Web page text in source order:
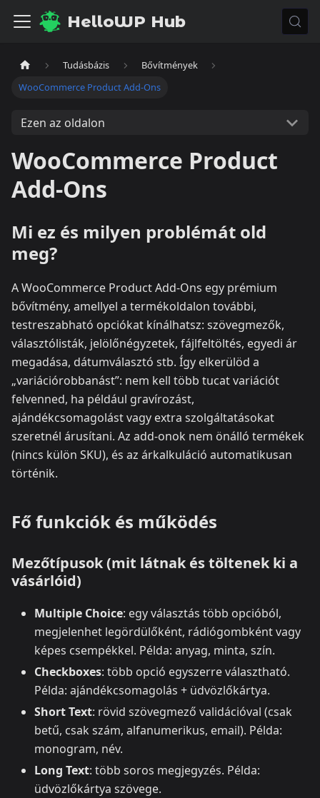
HelloWP Hub
Tudásbázis
Bővítmények
WooCommerce Product Add-Ons
Ezen az oldalon
WooCommerce Product
Add-Ons
Mi ez és milyen problémát old
meg?
A WooCommerce Product Add-Ons egy prémium
bővítmény, amellyel a termékoldalon további,
testreszabható opciókat kínálhatsz: szövegmezők,
választólisták, jelölőnégyzetek, fájlfeltöltés, egyedi ár
megadása, dátumválasztó stb. Így elkerülöd a
„variációrobbanást”: nem kell több tucat variációt
felvenned, ha például gravírozást,
ajándékcsomagolást vagy extra szolgáltatásokat
szeretnél árusítani. Az add-onok nem önálló termékek
(nincs külön SKU), és az árkalkuláció automatikusan
történik.
Fő funkciók és működés
Mezőtípusok (mit látnak és töltenek ki a
vásárlóid)
Multiple Choice: egy választás több opcióból,
megjelenhet legördülőként, rádiógombként vagy
képes csempékkel. Példa: anyag, minta, szín.
Checkboxes: több opció egyszerre választható.
Példa: ajándékcsomagolás + üdvözlőkártya.
Short Text: rövid szövegmező validációval (csak
betű, csak szám, alfanumerikus, email). Példa:
monogram, név.
Long Text: több soros megjegyzés. Példa:
üdvözlőkártya szövege.